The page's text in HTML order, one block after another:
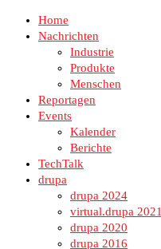
Home
Nachrichten
Industrie
Produkte
Menschen
Reportagen
Events
Kalender
Berichte
TechTalk
drupa
drupa 2024
virtual.drupa 2021
drupa 2020
drupa 2016